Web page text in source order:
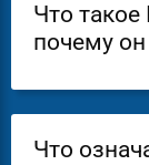
Что
почему
Что